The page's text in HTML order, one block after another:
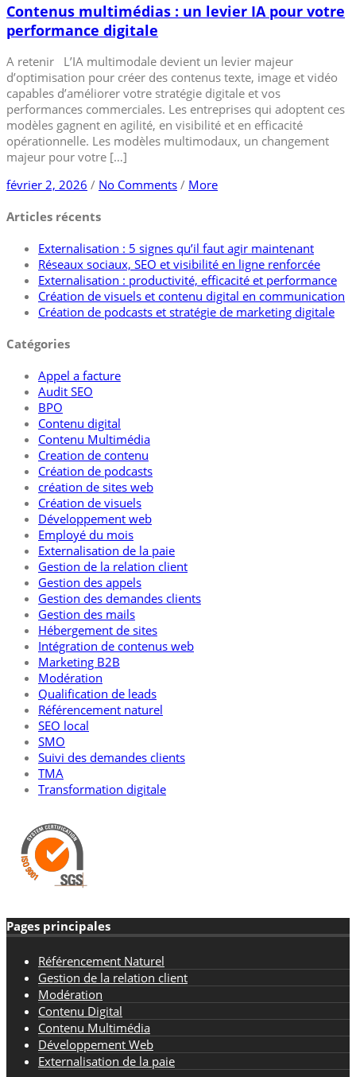
Contenus multimédias : un levier IA pour votre
performance digitale
A retenir L’IA multimodale devient un levier majeur
d’optimisation pour créer des contenus texte, image et vidéo
capables d’améliorer votre stratégie digitale et vos
performances commerciales. Les entreprises qui adoptent ces
modèles gagnent en agilité, en visibilité et en efficacité
opérationnelle. Les modèles multimodaux, un changement
majeur pour votre […]
février 2, 2026 / No Comments / More
Articles récents
Externalisation : 5 signes qu’il faut agir maintenant
Réseaux sociaux, SEO et visibilité en ligne renforcée
Externalisation : productivité, efficacité et performance
Création de visuels et contenu digital en communication
Création de podcasts et stratégie de marketing digitale
Catégories
Appel a facture
Audit SEO
BPO
Contenu digital
Contenu Multimédia
Creation de contenu
Création de podcasts
création de sites web
Création de visuels
Développement web
Employé du mois
Externalisation de la paie
Gestion de la relation client
Gestion des appels
Gestion des demandes clients
Gestion des mails
Hébergement de sites
Intégration de contenus web
Marketing B2B
Modération
Qualification de leads
Référencement naturel
SEO local
SMO
Suivi des demandes clients
TMA
Transformation digitale
Pages principales
Référencement Naturel
Gestion de la relation client
Modération
Contenu Digital
Contenu Multimédia
Développement Web
Externalisation de la paie